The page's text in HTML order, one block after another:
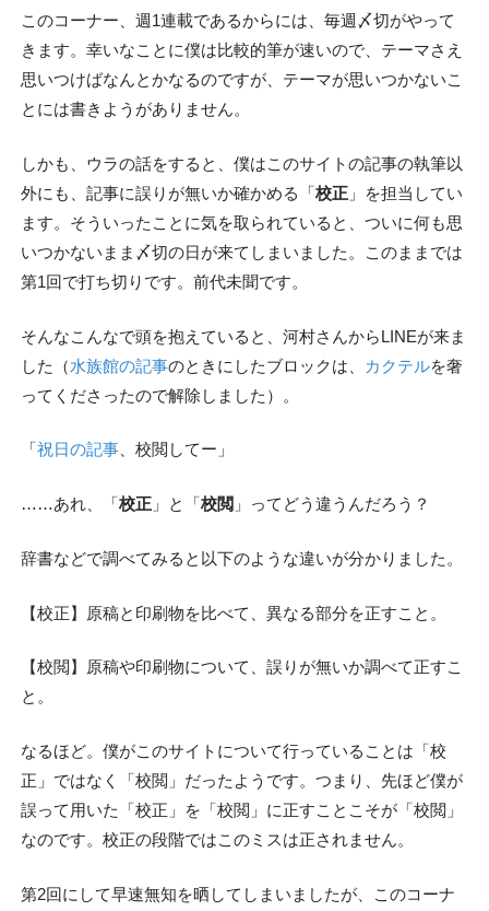
このコーナー、週1連載であるからには、毎週〆切がやって
きます。幸いなことに僕は比較的筆が速いので、テーマさえ
思いつけばなんとかなるのですが、テーマが思いつかないこ
とには書きようがありません。
しかも、ウラの話をすると、僕はこのサイトの記事の執筆以
外にも、記事に誤りが無いか確かめる「校正」を担当してい
ます。そういったことに気を取られていると、ついに何も思
いつかないまま〆切の日が来てしまいました。このままでは
第1回で打ち切りです。前代未聞です。
そんなこんなで頭を抱えていると、河村さんからLINEが来ま
した（水族館の記事のときにしたブロックは、 カクテルを奢
ってくださったので解除しました）。
「祝日の記事、校閲してー」
……あれ、「校正」と「校閲 」ってどう違うんだろう？
辞書などで調べてみると以下のような違いが分かりました。
【校正】原稿と印刷物を比べて、異なる部分を正すこと。
【校閲】原稿や印刷物について、誤りが無いか調べて正すこ
と。
なるほど。僕がこのサイトについて行っていることは「校
正」ではなく「校閲」だったようです。つまり、先ほど僕が
誤って用いた「校正」を「校閲」に正すことこそが「校閲」
なのです。校正の段階ではこのミスは正されません。
第2回にして早速無知を晒してしまいましたが、このコーナ